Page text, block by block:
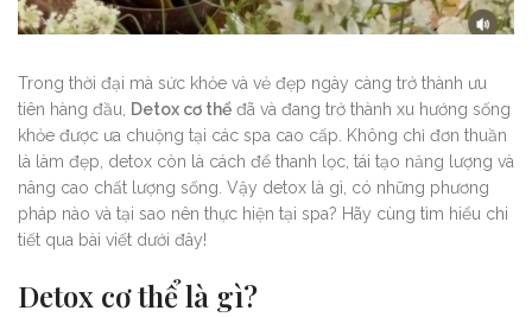
Trong thời đại mà sức khỏe và vẻ đẹp ngày càng trở thành ưu
tiên hàng đầu, Detox cơ thể đã và đang trở thành xu hướng sống
khỏe được ưa chuộng tại các spa cao cấp. Không chỉ đơn thuần
là làm đẹp, detox còn là cách để thanh lọc, tái tạo năng lượng và
nâng cao chất lượng sống. Vậy detox là gì, có những phương
pháp nào và tại sao nên thực hiện tại spa? Hãy cùng tìm hiểu chi
tiết qua bài viết dưới đây!
Detox cơ thể là gì?